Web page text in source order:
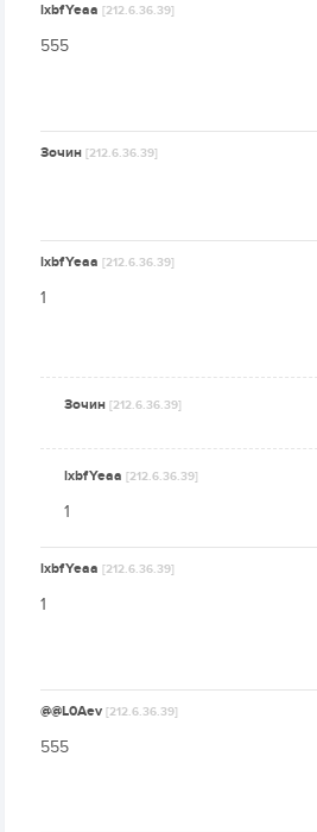
lxbfYeaa[212.6.36.39]
555
Зочин[212.6.36.39]
lxbfYeaa[212.6.36.39]
1
Зочин[212.6.36.39]
lxbfYeaa[212.6.36.39]
1
lxbfYeaa[212.6.36.39]
1
@@L0Aev[212.6.36.39]
555